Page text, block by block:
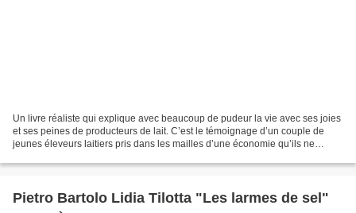
Un livre réaliste qui explique avec beaucoup de pudeur la vie avec ses joies
et ses peines de producteurs de lait. C’est le témoignage d’un couple de
jeunes éleveurs laitiers pris dans les mailles d’une économie qu’ils ne
Pietro Bartolo Lidia Tilotta "Les larmes de sel"